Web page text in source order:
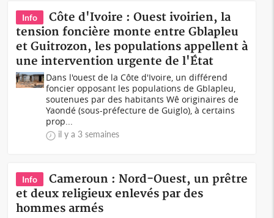
Info
Côte d'Ivoire : Ouest ivoirien, la
tension foncière monte entre Gblapleu
et Guitrozon, les populations appellent à
une intervention urgente de l'État
Dans l'ouest de la Côte d'Ivoire, un différend
foncier opposant les populations de Gblapleu,
soutenues par des habitants Wê originaires de
Yaondé (sous-préfecture de Guiglo), à certains
prop...
il y a 3 semaines
Info
Cameroun : Nord-Ouest, un prêtre
et deux religieux enlevés par des
hommes armés